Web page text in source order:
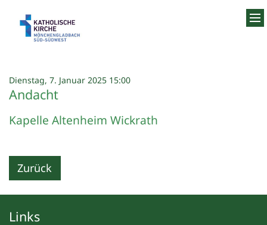
Dienstag, 7. Januar 2025 15:00:
Andacht
Kapelle Altenheim Wickrath
Zurück
Links